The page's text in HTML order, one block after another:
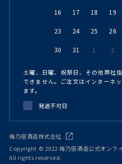
16 17 18 19
23 24 25 26
30 31 1 2
土曜、日曜、祝祭日、その他弊社
できません。ご注文はインターネ
ます。
発送不可日
梅乃宿酒造株式会社
Copyright © 2022 梅乃宿酒造公式オンラ
All rights reserved.